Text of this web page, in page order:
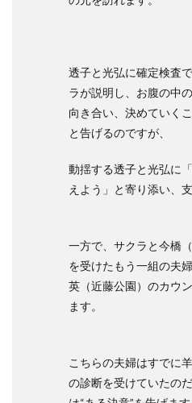
透子と光弘に確定検査
ラが説明し、お腹の中
向き合い、決めていくこ
と告げるのですが、
動揺する透子と光弘に
えよう」と寄り添い、
一方で、サクラと今橋
を受けたもう一組の夫
英（近藤公園）のカウ
ます。
こちらの夫婦はすでに
の診断を受けていたの